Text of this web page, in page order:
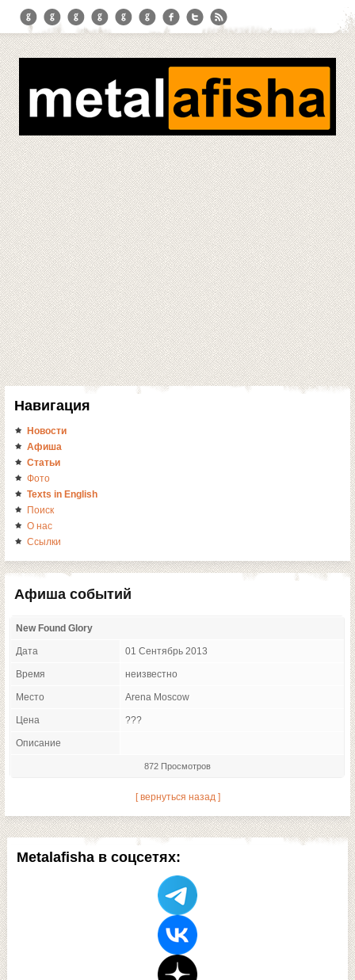
Metalafisha в соцсетях:
Навигация
Новости
Афиша
Статьи
Фото
Texts in English
Поиск
О нас
Ссылки
Афиша событий
New Found Glory
Дата 01 Сентябрь 2013
Время неизвестно
Место Arena Moscow
Цена ???
Описание
872 Просмотров
[ вернуться назад ]